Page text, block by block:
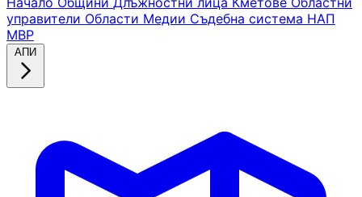
управители Области Медии Съдебна система НАП
МВР
АПИ